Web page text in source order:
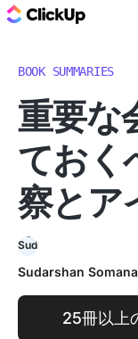
BOOK SUMMARIES
重要な
ておく
察とア
Sudarshan
25冊以上